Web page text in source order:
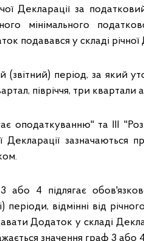
Декларації за
мінімального
подавався у складі річної
(звітний) період, за який
півріччя, три квартали
оподаткуванню" та ІІІ
зазначаються
4 підлягає
періоди, відмінні від
Додаток у складі
значення граф 3 або